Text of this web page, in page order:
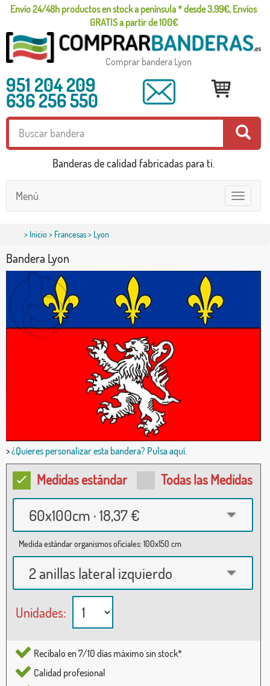
Envío 24/48h productos en stock a península * desde 3,99€, Envíos
GRATIS a partir de 100€
Comprar bandera Lyon
951 204 209
636 256 550
Banderas de calidad fabricadas para ti.
Toggle
navigation
Menú
> Inicio> Francesas> Lyon
Bandera Lyon
>¿Quieres personalizar esta bandera? Pulsa aquí.
Medidas estándar Todas las Medidas
60x100cm · 18,37 €
Medida estándar organismos oficiales: 100x150 cm
2 anillas lateral izquierdo
Unidades:
Recíbalo en 7/10 días máximo sin stock*
Calidad profesional